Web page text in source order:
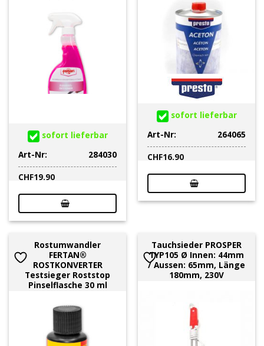
sofort lieferbar
Art-Nr:
284030
CHF19.90
sofort lieferbar
Art-Nr:
264065
CHF16.90
Rostumwandler
FERTAN®
ROSTKONVERTER
Testsieger Roststop
Pinselflasche 30 ml
Tauchsieder PROSPER
TYP105 Ø Innen: 44mm
/ Aussen: 65mm, Länge
180mm, 230V